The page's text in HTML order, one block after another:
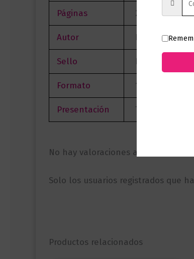
Páginas 256
Autor Daniela
Sello Diana
Formato 15 x 23
Presentación Tapa Blanda
No hay valoraciones aún.
Solo los usuarios registrados que
Productos relacionados